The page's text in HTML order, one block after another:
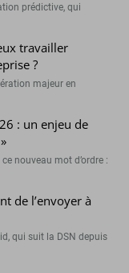
prédictive, qui
travailler
?
majeur en
: un enjeu de
nouveau mot d’ordre :
de l’envoyer à
qui suit la DSN depuis